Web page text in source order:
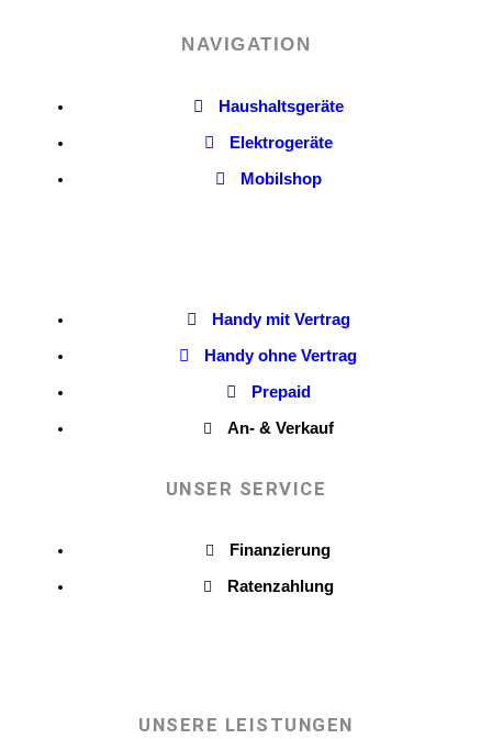
NAVIGATION
Haushaltsgeräte
Elektrogeräte
Mobilshop
Handy mit Vertrag
Handy ohne Vertrag
Prepaid
An- & Verkauf
UNSER SERVICE
Finanzierung
Ratenzahlung
UNSERE LEISTUNGEN